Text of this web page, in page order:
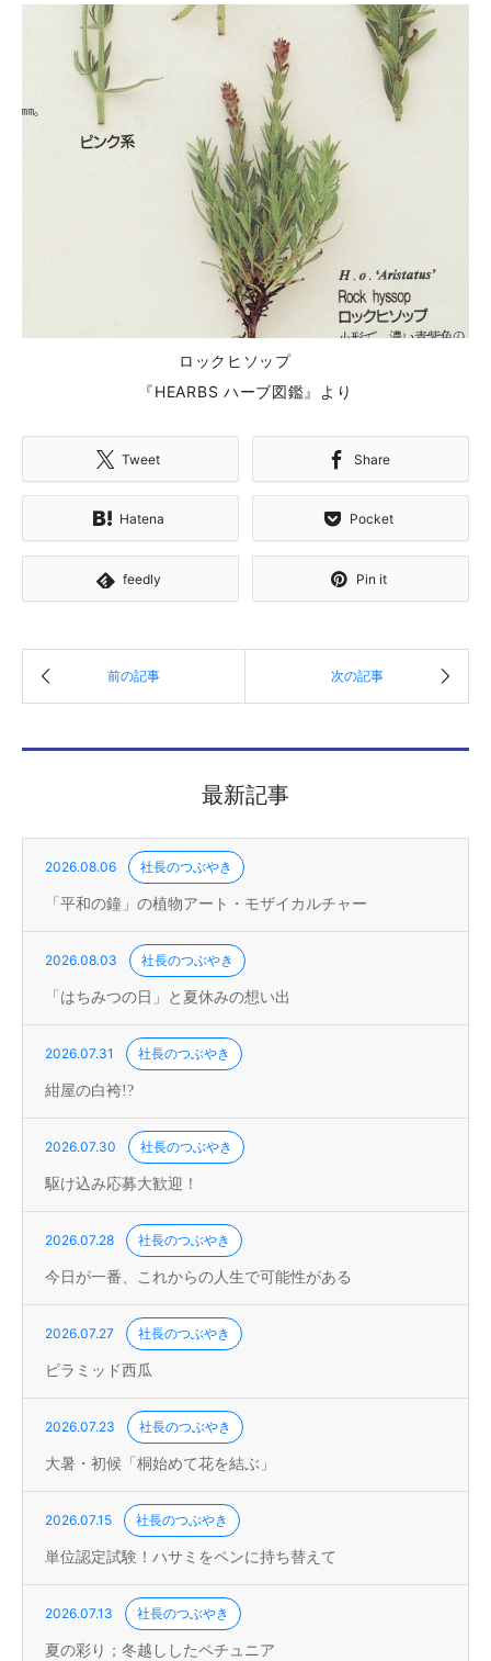
ロックヒソップ
『HEARBS ハーブ図鑑』より
Tweet Share
Hatena Pocket
feedly Pin it
最新記事
2026.08.06 社長のつぶやき
「平和の鐘」の植物アート・モザイカルチャー
2026.08.03 社長のつぶやき
「はちみつの日」と夏休みの想い出
2026.07.31 社長のつぶやき
紺屋の白袴!?
2026.07.30 社長のつぶやき
駆け込み応募大歓迎！
2026.07.28 社長のつぶやき
今日が一番、これからの人生で可能性がある
2026.07.27 社長のつぶやき
ピラミッド西瓜
2026.07.23 社長のつぶやき
大暑・初候「桐始めて花を結ぶ」
2026.07.15 社長のつぶやき
単位認定試験！ハサミをペンに持ち替えて
2026.07.13 社長のつぶやき
夏の彩り；冬越ししたペチュニア